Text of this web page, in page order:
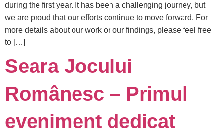
during the first year. It has been a challenging journey, but
we are proud that our efforts continue to move forward. For
more details about our work or our findings, please feel free
to […]
Seara Jocului
Românesc – Primul
eveniment dedicat